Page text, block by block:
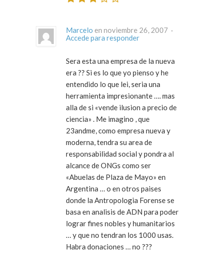
Marcelo
en noviembre 26, 2007 ·
Accede para responder
Sera esta una empresa de la nueva
era ?? Si es lo que yo pienso y he
entendido lo que lei, seria una
herramienta impresionante …. mas
alla de si «vende ilusion a precio de
ciencia» . Me imagino , que
23andme, como empresa nueva y
moderna, tendra su area de
responsabilidad social y pondra al
alcance de ONGs como ser
«Abuelas de Plaza de Mayo» en
Argentina … o en otros paises
donde la Antropologia Forense se
basa en analisis de ADN para poder
lograr fines nobles y humanitarios
… y que no tendran los 1000 usas.
Habra donaciones … no ???